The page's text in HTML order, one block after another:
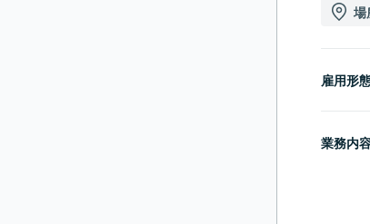
場
雇用形
業務内